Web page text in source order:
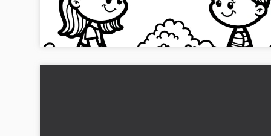
På dette billede leger en pige og en dreng sjovt på en
Download det smukke malebillede gratis og bliv kreativ....